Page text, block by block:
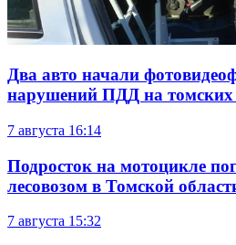
Два авто начали
нарушений ПДД на томских
7 августа 16:14
Подросток на мотоцикле
лесовозом в Томской
7 августа 15:32